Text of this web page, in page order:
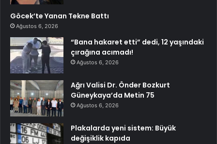
Göcek’te Yanan Tekne Battı
Ağustos 6, 2026
“Bana hakaret etti” dedi, 12 yaşındaki
çırağına acımadı!
Ağustos 6, 2026
Ağrı Valisi Dr. Önder Bozkurt
Güneykaya’da Metin 75
Ağustos 6, 2026
Plakalarda yeni sistem: Büyük
değişiklik kapıda